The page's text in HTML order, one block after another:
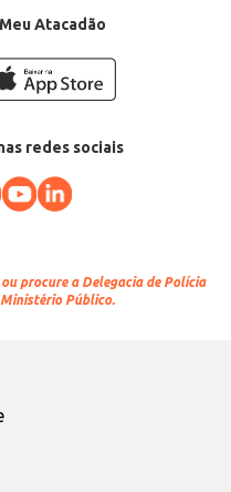
Atacadão
redes sociais
procure a Delegacia de Polícia
Público.